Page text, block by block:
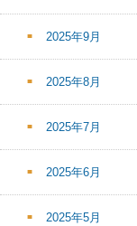
2025年9月
2025年8月
2025年7月
2025年6月
2025年5月